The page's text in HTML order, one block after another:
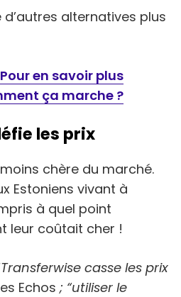
d’autres alternatives plus
Pour en savoir plus
ça marche ?
les prix
chère du marché.
Estoniens vivant à
à quel point
leur coûtait cher !
Transferwise casse les prix
Echos ; “utiliser le